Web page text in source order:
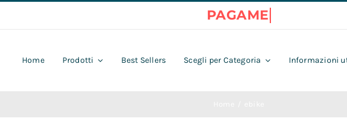
Home Prodotti Best Sellers Scegli per Categoria Informazioni